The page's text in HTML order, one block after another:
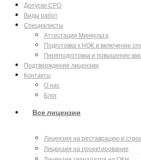
Допуски СРО
Виды работ
Специалисты
Аттестация Минкульта
Подготовка к НОК и включение
Переподготовка и повышение
Подтверждение лицензии
Контакты
О нас
Блог
Все лицензии
Лицензия на реставрацию и
Лицензия на проектирование